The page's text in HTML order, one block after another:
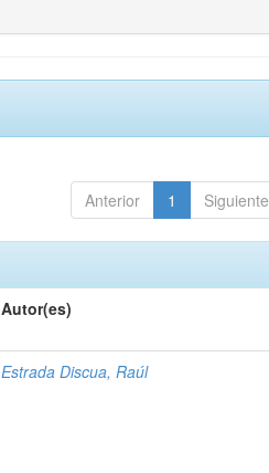
Anterior 1 Siguiente
Autor(es)
Estrada Discua, Raúl